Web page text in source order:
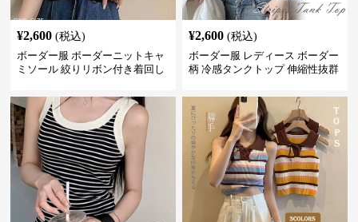
¥2,600 (税込)
ボーダー服 ボーダーニットキャ
ミソール 絞りリボン付き着回し
¥2,600 (税込)
ボーダー服 レディース ボーダー
柄 冷感タンクトップ 伸縮性抜群